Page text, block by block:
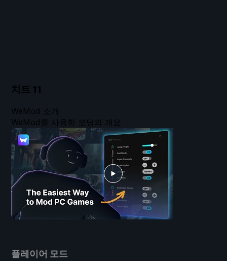
치트 11
플레이어 모드
WeMod 소개
WeMod를 사용한 모딩의 개요